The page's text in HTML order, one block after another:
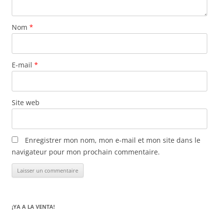
Nom *
E-mail *
Site web
Enregistrer mon nom, mon e-mail et mon site dans le
navigateur pour mon prochain commentaire.
¡YA A LA VENTA!